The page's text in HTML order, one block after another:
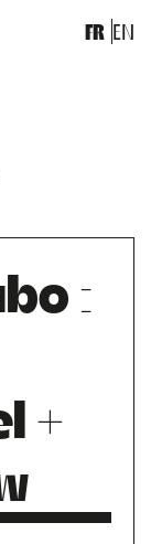
FR EN
:
+